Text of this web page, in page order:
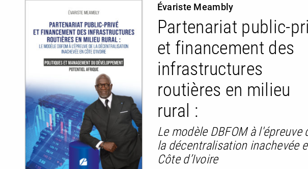
Évariste Meambly
Partenariat public-
et financement des
infrastructures
routières en milieu
rural :
Le modèle DBFOM à l'épreuve
la décentralisation inachevée
Côte d’Ivoire